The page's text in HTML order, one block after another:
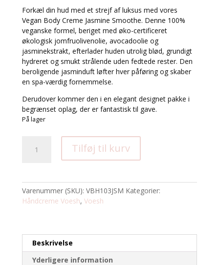
Forkæl din hud med et strejf af luksus med vores
Vegan Body Creme Jasmine Smoothe. Denne 100%
veganske formel, beriget med øko-certificeret
økologisk jomfruolivenolie, avocadoolie og
jasminekstrakt, efterlader huden utrolig blød, grundigt
hydreret og smukt strålende uden fedtede rester. Den
beroligende jasminduft løfter hver påføring og skaber
en spa-værdig fornemmelse.
Derudover kommer den i en elegant designet pakke i
begrænset oplag, der er fantastisk til gave.
På lager
håndcreme
88
ml
antal
Tilføj til kurv
Varenummer (SKU): VBH103JSM Kategorier:
Håndcreme Voesh, Voesh
Beskrivelse
Yderligere information